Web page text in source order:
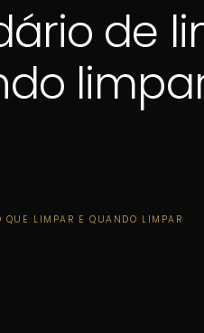
de
LIMPAR E QUANDO LIMPAR